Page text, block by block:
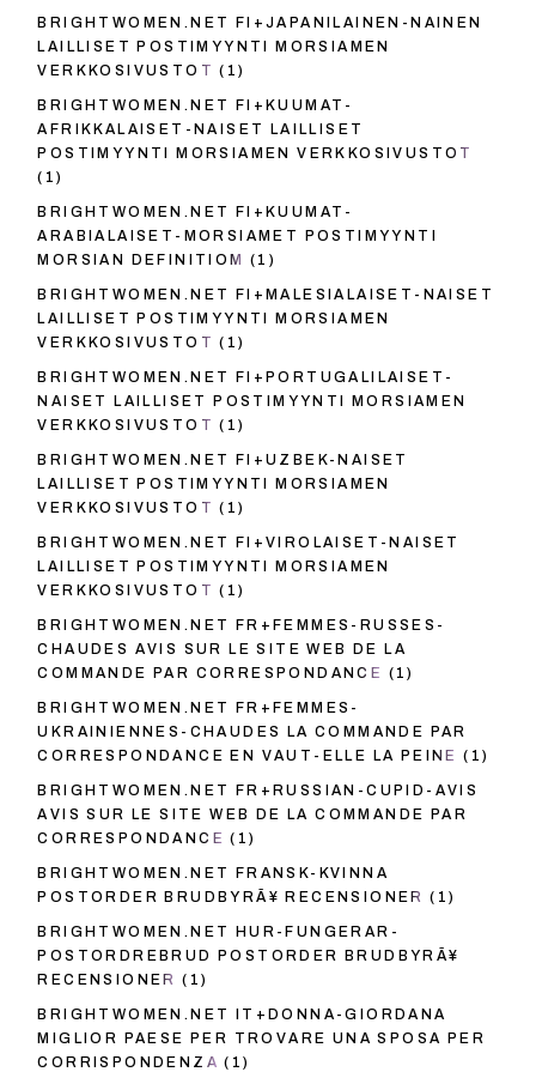
BRIGHTWOMEN.NET FI+JAPANILAINEN-NAINEN
LAILLISET POSTIMYYNTI MORSIAMEN
VERKKOSIVUSTOT (1)
BRIGHTWOMEN.NET FI+KUUMAT-
AFRIKKALAISET-NAISET LAILLISET
POSTIMYYNTI MORSIAMEN VERKKOSIVUSTOT
(1)
BRIGHTWOMEN.NET FI+KUUMAT-
ARABIALAISET-MORSIAMET POSTIMYYNTI
MORSIAN DEFINITIOM (1)
BRIGHTWOMEN.NET FI+MALESIALAISET-NAISET
LAILLISET POSTIMYYNTI MORSIAMEN
VERKKOSIVUSTOT (1)
BRIGHTWOMEN.NET FI+PORTUGALILAISET-
NAISET LAILLISET POSTIMYYNTI MORSIAMEN
VERKKOSIVUSTOT (1)
BRIGHTWOMEN.NET FI+UZBEK-NAISET
LAILLISET POSTIMYYNTI MORSIAMEN
VERKKOSIVUSTOT (1)
BRIGHTWOMEN.NET FI+VIROLAISET-NAISET
LAILLISET POSTIMYYNTI MORSIAMEN
VERKKOSIVUSTOT (1)
BRIGHTWOMEN.NET FR+FEMMES-RUSSES-
CHAUDES AVIS SUR LE SITE WEB DE LA
COMMANDE PAR CORRESPONDANCE (1)
BRIGHTWOMEN.NET FR+FEMMES-
UKRAINIENNES-CHAUDES LA COMMANDE PAR
CORRESPONDANCE EN VAUT-ELLE LA PEINE (1)
BRIGHTWOMEN.NET FR+RUSSIAN-CUPID-AVIS
AVIS SUR LE SITE WEB DE LA COMMANDE PAR
CORRESPONDANCE (1)
BRIGHTWOMEN.NET FRANSK-KVINNA
POSTORDER BRUDBYRÃ¥ RECENSIONER (1)
BRIGHTWOMEN.NET HUR-FUNGERAR-
POSTORDREBRUD POSTORDER BRUDBYRÃ¥
RECENSIONER (1)
BRIGHTWOMEN.NET IT+DONNA-GIORDANA
MIGLIOR PAESE PER TROVARE UNA SPOSA PER
CORRISPONDENZA (1)